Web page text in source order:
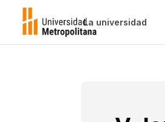
La universidad